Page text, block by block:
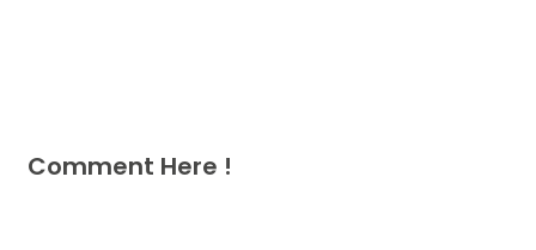
Comment Here !